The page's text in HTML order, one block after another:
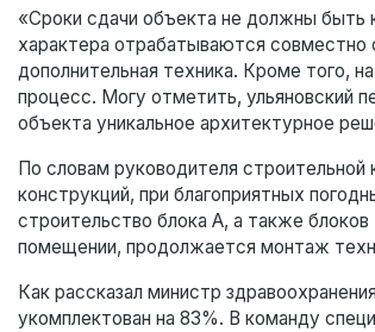
«Сроки сдачи объекта не должны быть
характера отрабатываются совместно
дополнительная техника. Кроме того,
процесс. Могу отметить, ульяновский
объекта уникальное архитектурное
По словам руководителя
конструкций, при благоприятных
строительство блока А, а также
помещении, продолжается монтаж
Как рассказал министр
укомплектован на 83%. В команду